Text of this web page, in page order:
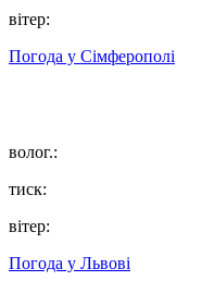
вітер:
Погода у Сімферополі
волог.:
тиск:
вітер:
Погода у Львові